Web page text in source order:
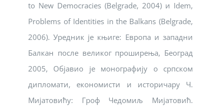
to New Democracies (Belgrade, 2004) и Idem,
Problems of Identities in the Balkans (Belgrade,
2006). Уредник је књиге: Европа и западни
Балкан после великог проширења, Београд
2005, Објавио је монографију о српском
дипломати, економисти и историчару Ч.
Мијатовићу: Гроф Чедомиљ Мијатовић.